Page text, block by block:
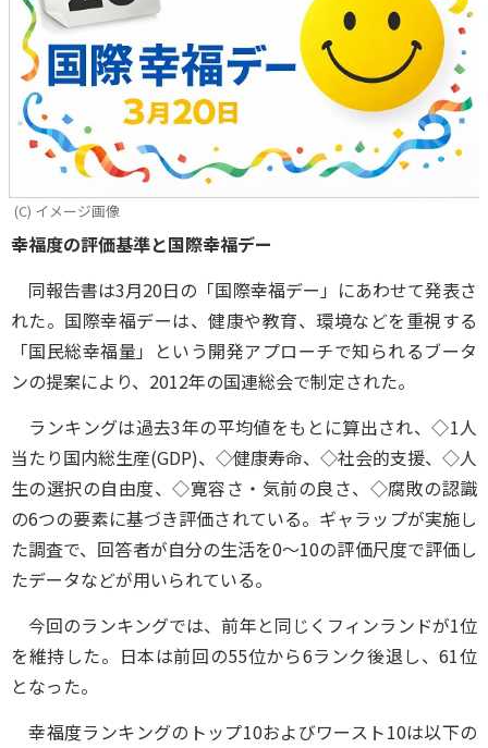
(C) イメージ画像
幸福度の評価基準と国際幸福デー
同報告書は3月20日の「国際幸福デー」にあわせて発表さ
れた。国際幸福デーは、健康や教育、環境などを重視する
「国民総幸福量」という開発アプローチで知られるブータ
ンの提案により、2012年の国連総会で制定された。
ランキングは過去3年の平均値をもとに算出され、◇1人
当たり国内総生産(GDP)、◇健康寿命、◇社会的支援、◇人
生の選択の自由度、◇寛容さ・気前の良さ、◇腐敗の認識
の6つの要素に基づき評価されている。ギャラップが実施し
た調査で、回答者が自分の生活を0～10の評価尺度で評価し
たデータなどが用いられている。
今回のランキングでは、前年と同じくフィンランドが1位
を維持した。日本は前回の55位から6ランク後退し、61位
となった。
幸福度ランキングのトップ10およびワースト10は以下の